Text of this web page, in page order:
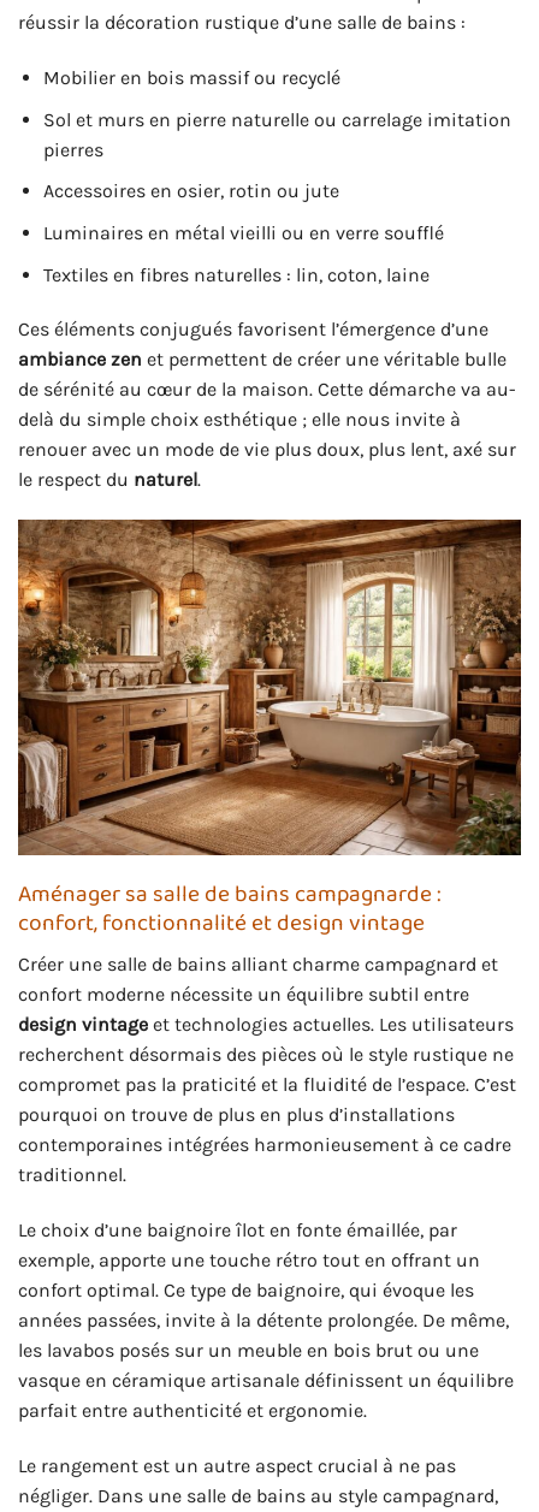
réussir la décoration rustique d’une salle de bains :
Mobilier en bois massif ou recyclé
Sol et murs en pierre naturelle ou carrelage imitation
pierres
Accessoires en osier, rotin ou jute
Luminaires en métal vieilli ou en verre soufflé
Textiles en fibres naturelles : lin, coton, laine
Ces éléments conjugués favorisent l’émergence d’une
ambiance zen et permettent de créer une véritable bulle
de sérénité au cœur de la maison. Cette démarche va au-
delà du simple choix esthétique ; elle nous invite à
renouer avec un mode de vie plus doux, plus lent, axé sur
le respect du naturel.
Aménager sa salle de bains campagnarde :
confort, fonctionnalité et design vintage
Créer une salle de bains alliant charme campagnard et
confort moderne nécessite un équilibre subtil entre
design vintage et technologies actuelles. Les utilisateurs
recherchent désormais des pièces où le style rustique ne
compromet pas la praticité et la fluidité de l’espace. C’est
pourquoi on trouve de plus en plus d’installations
contemporaines intégrées harmonieusement à ce cadre
traditionnel.
Le choix d’une baignoire îlot en fonte émaillée, par
exemple, apporte une touche rétro tout en offrant un
confort optimal. Ce type de baignoire, qui évoque les
années passées, invite à la détente prolongée. De même,
les lavabos posés sur un meuble en bois brut ou une
vasque en céramique artisanale définissent un équilibre
parfait entre authenticité et ergonomie.
Le rangement est un autre aspect crucial à ne pas
négliger. Dans une salle de bains au style campagnard,